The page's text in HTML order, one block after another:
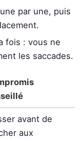
par une, puis
fois : vous ne
les saccades.
avant de
aux